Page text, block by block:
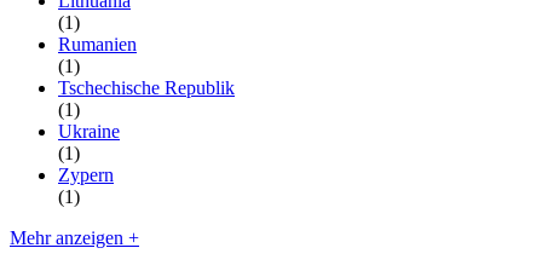
(1)
Rumanien
(1)
Tschechische Republik
(1)
Ukraine
(1)
Zypern
(1)
Mehr anzeigen +